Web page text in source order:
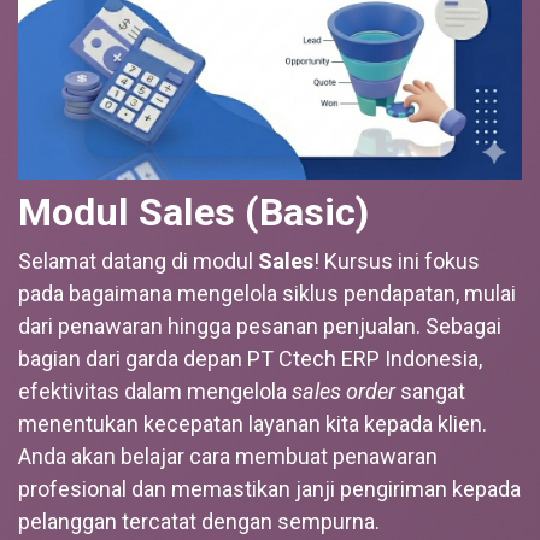
Modul Sales (Basic)
Selamat datang di modul Sales! Kursus ini fokus
pada bagaimana mengelola siklus pendapatan, mulai
dari penawaran hingga pesanan penjualan. Sebagai
bagian dari garda depan PT Ctech ERP Indonesia,
efektivitas dalam mengelola sales ordersangat
menentukan kecepatan layanan kita kepada klien.
Anda akan belajar cara membuat penawaran
profesional dan memastikan janji pengiriman kepada
pelanggan tercatat dengan sempurna.